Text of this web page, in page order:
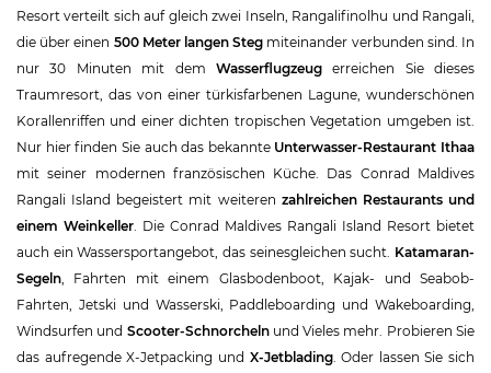
Resort verteilt sich auf gleich zwei Inseln, Rangalifinolhu und Rangali,
die über einen 500 Meter langen Steg miteinander verbunden sind. In
nur 30 Minuten mit dem Wasserflugzeugerreichen Sie dieses
Traumresort, das von einer türkisfarbenen Lagune, wunderschönen
Korallenriffen und einer dichten tropischen Vegetation umgeben ist.
Nur hier finden Sie auch das bekannte Unterwasser-Restaurant Ithaa
mit seiner modernen französischen Küche. Das Conrad Maldives
Rangali Island begeistert mit weiteren zahlreichen Restaurants und
einem Weinkeller . Die Conrad Maldives Rangali Island Resort bietet
auch ein Wassersportangebot, das seinesgleichen sucht. Katamaran-
Segeln , Fahrten mit einem Glasbodenboot, Kajak- und Seabob-
Fahrten, Jetski und Wasserski, Paddleboarding und Wakeboarding,
Windsurfen und Scooter-Schnorchelnund Vieles mehr. Probieren Sie
das aufregende X-Jetpacking und X-Jetblading. Oder lassen Sie sich